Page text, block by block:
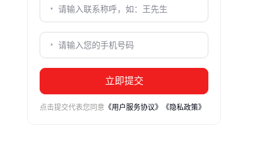
立即提交
点击提交代表您同意 《用户服务协议》 《隐私政策》